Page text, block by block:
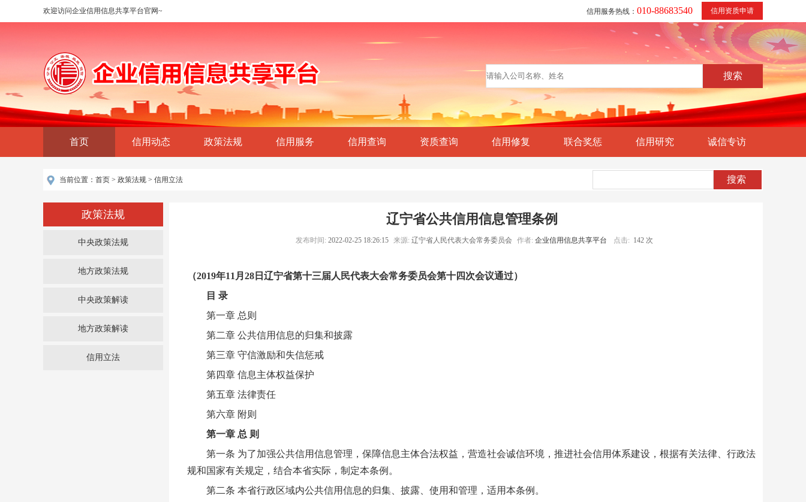
欢迎访问企业信用信息共享平台官网~ 信用服务热线： 010-88683540 信用资质申请
首页 信用动态 政策法规 信用服务 信用查询 资质查询 信用修复 联合奖惩 信用研究 诚信专访
当前位置： 首页 > 政策法规 > 信用立法
辽宁省公共信用信息管理条例
发布时间: 2022-02-25 18:26:15 来源: 辽宁省人民代表大会常务委员会 作者: 企业信用信息共享平台 点击: 142 次
（2019年11月28日辽宁省第十三届人民代表大会常务委员会第十四次会议通过）
目 录
第一章 总则
第二章 公共信用信息的归集和披露
第三章 守信激励和失信惩戒
第四章 信息主体权益保护
第五章 法律责任
第六章 附则
第一章 总 则
第一条 为了加强公共信用信息管理，保障信息主体合法权益，营造社会诚信环境，推进社会信用体系建设，根据有关法律、行政法
规和国家有关规定，结合本省实际，制定本条例。
第二条 本省行政区域内公共信用信息的归集、披露、使用和管理，适用本条例。
政策法规
中央政策法规
地方政策法规
中央政策解读
地方政策解读
信用立法